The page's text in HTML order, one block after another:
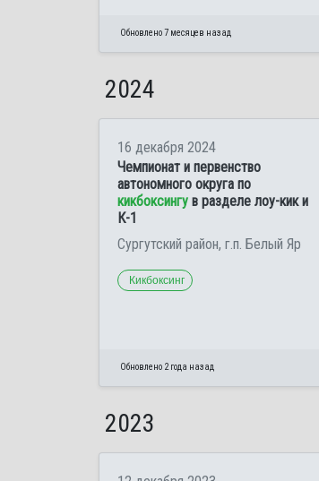
Обновлено 7 месяцев назад
2024
16 декабря 2024
Чемпионат и первенство
автономного округа по
кикбоксингу в разделе лоу-кик и
К-1
Сургутский район, г.п. Белый Яр
Кикбоксинг
Обновлено 2 года назад
2023